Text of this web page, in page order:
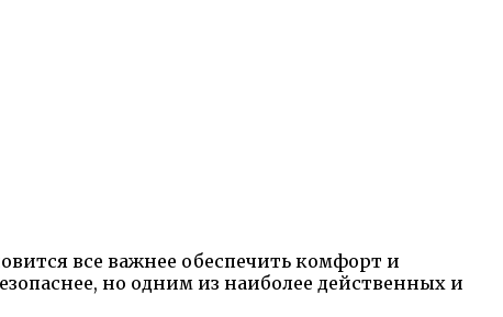
все важнее обеспечить комфорт и
но одним из наиболее действенных и